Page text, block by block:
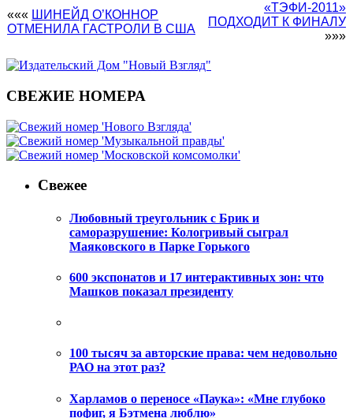
««« ШИНЕЙД О’КОННОР
ОТМЕНИЛА ГАСТРОЛИ В США
«ТЭФИ-2011»
ПОДХОДИТ К ФИНАЛУ
»»»
СВЕЖИЕ НОМЕРА
Свежее
Любовный треугольник с Брик и
саморазрушение: Кологривый сыграл
Маяковского в Парке Горького
600 экспонатов и 17 интерактивных зон: что
Машков показал президенту
100 тысяч за авторские права: чем недовольно
РАО на этот раз?
Харламов о переносе «Паука»: «Мне глубоко
пофиг, я Бэтмена люблю»